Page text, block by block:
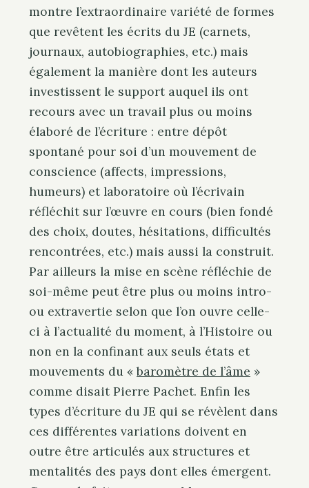
montre l’extraordinaire variété de formes
que revêtent les écrits du JE (carnets,
journaux, autobiographies, etc.) mais
également la manière dont les auteurs
investissent le support auquel ils ont
recours avec un travail plus ou moins
élaboré de l’écriture : entre dépôt
spontané pour soi d’un mouvement de
conscience (affects, impressions,
humeurs) et laboratoire où l’écrivain
réfléchit sur l’œuvre en cours (bien fondé
des choix, doutes, hésitations, difficultés
rencontrées, etc.) mais aussi la construit.
Par ailleurs la mise en scène réfléchie de
soi-même peut être plus ou moins intro-
ou extravertie selon que l’on ouvre celle-
ci à l’actualité du moment, à l’Histoire ou
non en la confinant aux seuls états et
mouvements du «baromètre de l’âme »
comme disait Pierre Pachet. Enfin les
types d’écriture du JE qui se révèlent dans
ces différentes variations doivent en
outre être articulés aux structures et
mentalités des pays dont elles émergent.